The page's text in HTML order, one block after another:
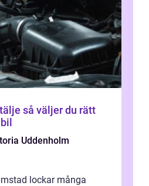
du rätt
Uddenholm
lockar många